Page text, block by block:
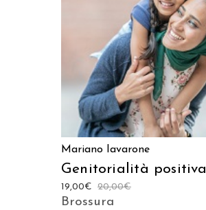
Mariano Iavarone
Genitorialità positiva
20,00€
19,00€
Brossura